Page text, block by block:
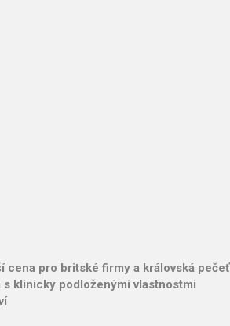
cena pro britské firmy a královská pečeť
klinicky podloženými vlastnostmi